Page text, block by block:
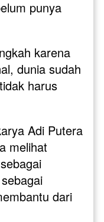
punya
karena
dunia sudah
harus
Adi Putera
melihat
dari